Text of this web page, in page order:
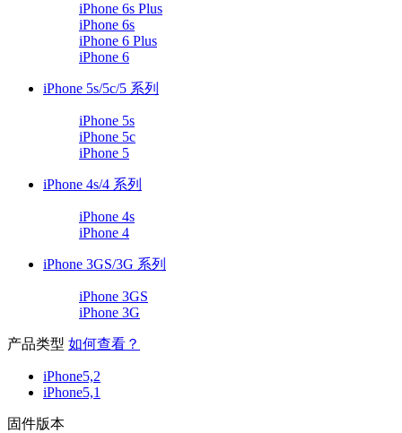
iPhone 6s Plus
iPhone 6s
iPhone 6 Plus
iPhone 6
iPhone 5s/5c/5 系列
iPhone 5s
iPhone 5c
iPhone 5
iPhone 4s/4 系列
iPhone 4s
iPhone 4
iPhone 3GS/3G 系列
iPhone 3GS
iPhone 3G
产品类型 如何查看？
iPhone5,2
iPhone5,1
固件版本